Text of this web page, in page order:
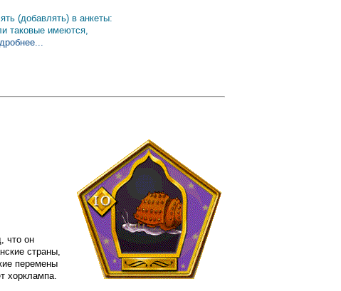
(добавлять) в анкеты:
таковые имеются,
что он
страны,
перемены
хорклампа.